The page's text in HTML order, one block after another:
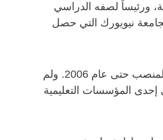
المرموقة، ورئيساً لصفه الدراسي
نيويورك التي حصل
وعمل تاغليابو كمحامًا في اتحاد كرة القدم الأمريكي، وظل يترقى من درجة إلى أخرى حتى عين في عام 1989 رئيسا للاتحاد وظل في هذا المنصب حتى عام 2006. ولم
إحدى المؤسسات التعليمية